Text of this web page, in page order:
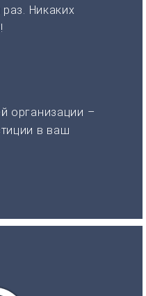
Никаких
организации –
в ваш